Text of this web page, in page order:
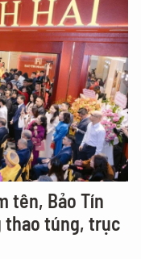
tên, Bảo Tín
thao túng, trục